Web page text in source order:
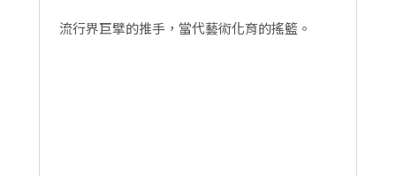
流行界巨擘的推手，當代藝術化育的搖籃。